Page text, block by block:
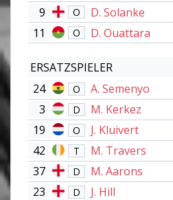
9 O D. Solanke
11 O D. Ouattara
ERSATZSPIELER
24
O A. Semenyo
3 D M. Kerkez
19 O J. Kluivert
42 T
M. Travers
37
D M. Aarons
23 D
J. Hill